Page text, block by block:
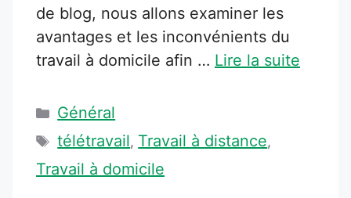
de blog, nous allons examiner les
avantages et les inconvénients du
travail à domicile afin … Lire la suite
Catégories
Général
Étiquettes
télétravail, Travail à distance,
Travail à domicile